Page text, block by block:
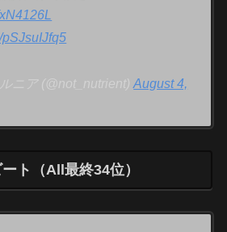
ニア (@not_nutrient)August 4,
ト（All最終34位）